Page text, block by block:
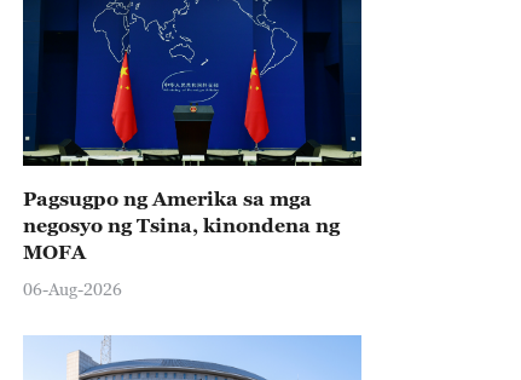
Pagsugpo ng Amerika sa mga
negosyo ng Tsina, kinondena ng
MOFA
06-Aug-2026